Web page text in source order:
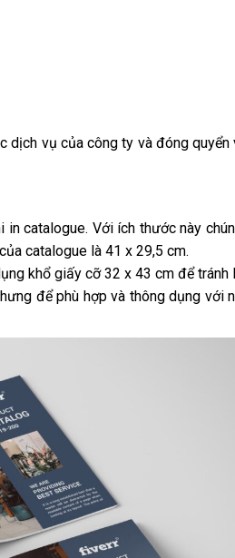
dịch vụ của công ty và đóng
catalogue. Với ích thước này
catalogue là 41 x 29,5 cm.
khổ giấy cỡ 32 x 43 cm để tránh
để phù hợp và thông dụng với